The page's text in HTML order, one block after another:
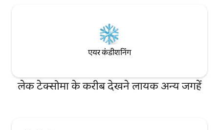
एयर कंडीशनिंग
लेक टेक्सोमा के करीब देखने लायक अन्य जगहें